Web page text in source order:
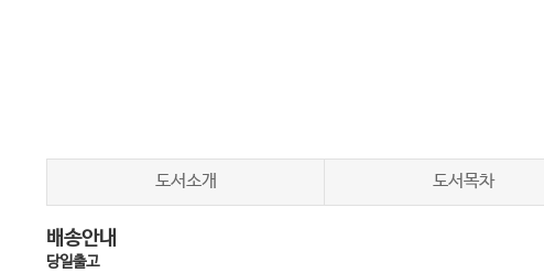
IV. 가정용 인공호흡기 관리(Home Ventilator Management)
제4장 배설 관리(Excretion Management)
도서소개 도서목차
배송안내
당일출고